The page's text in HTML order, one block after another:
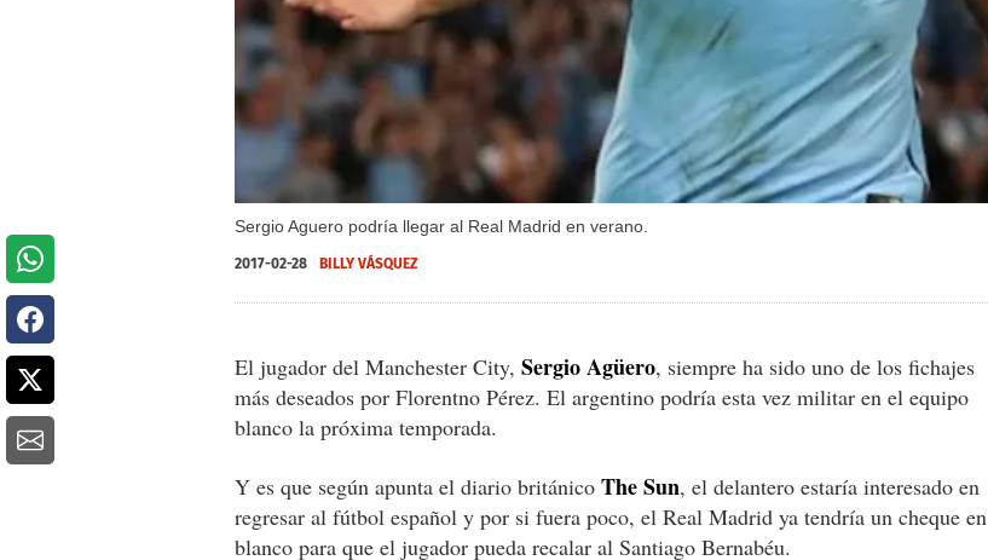
Sergio Aguero podría llegar al Real Madrid en verano.
2017-02-28 BILLY VÁSQUEZ
El jugador del Manchester City, Sergio Agüero, siempre ha sido uno de los fichajes
más deseados por Florentno Pérez. El argentino podría esta vez militar en el equipo
blanco la próxima temporada.
Y es que según apunta el diario británico The Sun, el delantero estaría interesado en
regresar al fútbol español y por si fuera poco, el Real Madrid ya tendría un cheque en
blanco para que el jugador pueda recalar al Santiago Bernabéu.